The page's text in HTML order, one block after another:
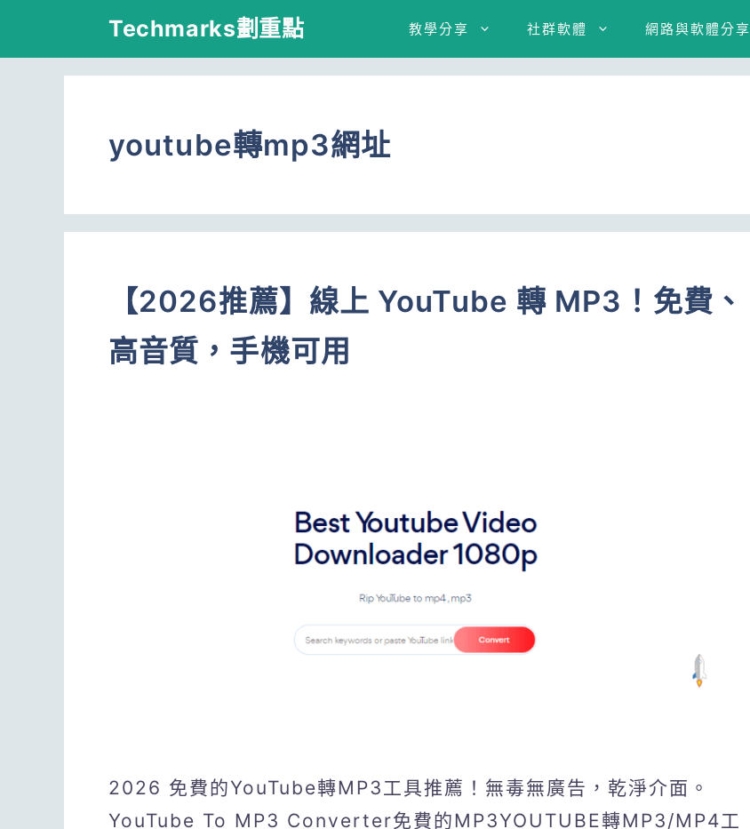
Techmarks劃重點 教學分享 社群軟體 網路與軟體分享
youtube轉mp3網址
【2026推薦】線上 YouTube 轉 MP3！免費、
高音質，手機可用
2026 免費的YouTube轉MP3工具推薦！無毒無廣告，乾淨介面。
YouTube To MP3 Converter免費的MP3YOUTUBE轉MP3/MP4工